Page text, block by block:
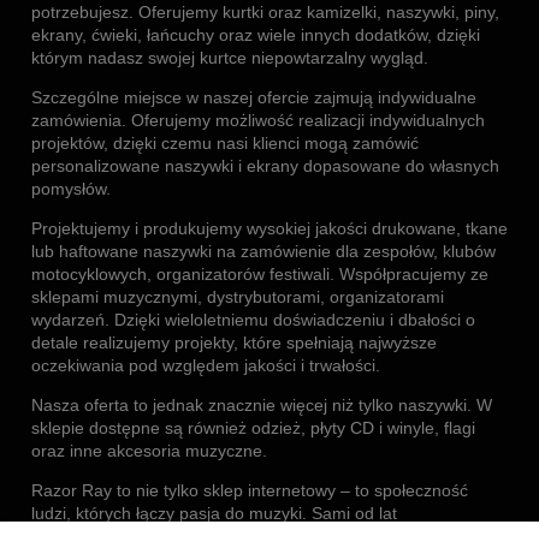
potrzebujesz. Oferujemy kurtki oraz kamizelki, naszywki, piny,
ekrany, ćwieki, łańcuchy oraz wiele innych dodatków, dzięki
którym nadasz swojej kurtce niepowtarzalny wygląd.
Szczególne miejsce w naszej ofercie zajmują indywidualne
zamówienia. Oferujemy możliwość realizacji indywidualnych
projektów, dzięki czemu nasi klienci mogą zamówić
personalizowane naszywki i ekrany dopasowane do własnych
pomysłów.
Projektujemy i produkujemy wysokiej jakości drukowane, tkane
lub haftowane naszywki na zamówienie dla zespołów, klubów
motocyklowych, organizatorów festiwali. Współpracujemy ze
sklepami muzycznymi, dystrybutorami, organizatorami
wydarzeń. Dzięki wieloletniemu doświadczeniu i dbałości o
detale realizujemy projekty, które spełniają najwyższe
oczekiwania pod względem jakości i trwałości.
Nasza oferta to jednak znacznie więcej niż tylko naszywki. W
sklepie dostępne są również odzież, płyty CD i winyle, flagi
oraz inne akcesoria muzyczne.
Razor Ray to nie tylko sklep internetowy – to społeczność
ludzi, których łączy pasja do muzyki. Sami od lat